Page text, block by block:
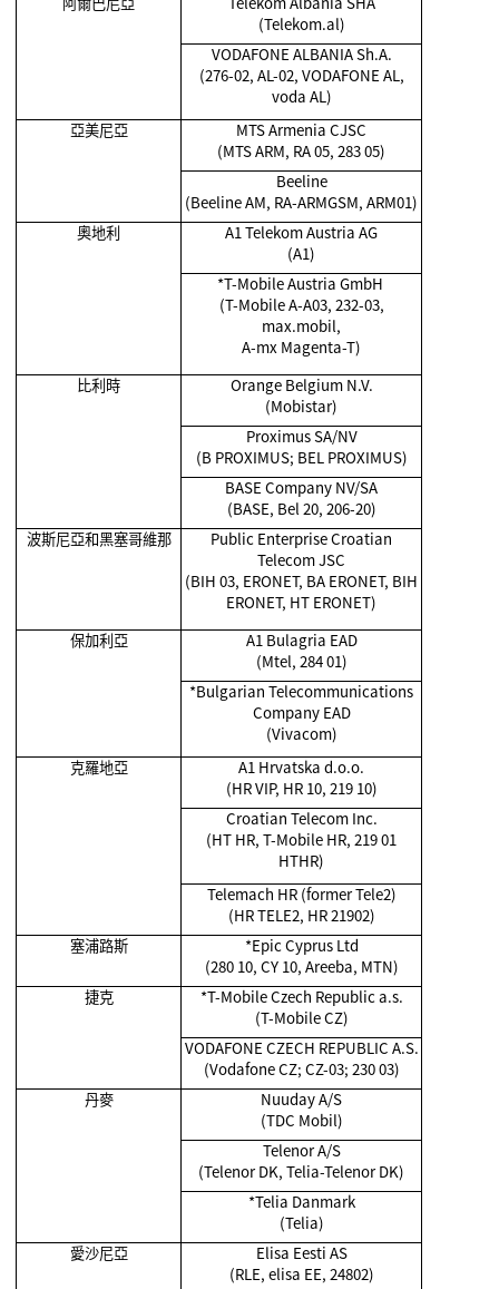
(Telekom.al)
VODAFONE ALBANIA Sh.A.
(276-02, AL-02, VODAFONE AL,
voda AL)
亞美尼亞
MTS Armenia CJSC
(MTS ARM, RA 05, 283 05)
Beeline
(Beeline AM, RA-ARMGSM, ARM01)
奧地利
A1 Telekom Austria AG
(A1)
*T-Mobile Austria GmbH
(T-Mobile A-A03, 232-03,
max.mobil,
A-mx Magenta-T)
比利時
Orange Belgium N.V.
(Mobistar)
Proximus SA/NV
(B PROXIMUS; BEL PROXIMUS)
BASE Company NV/SA
(BASE, Bel 20, 206-20)
波斯尼亞和黑塞哥維那
Public Enterprise Croatian
Telecom JSC
(BIH 03, ERONET, BA ERONET, BIH
ERONET, HT ERONET)
保加利亞
A1 Bulagria EAD
(Mtel, 284 01)
*Bulgarian Telecommunications
Company EAD
(Vivacom)
克羅地亞
A1 Hrvatska d.o.o.
(HR VIP, HR 10, 219 10)
Croatian Telecom Inc.
(HT HR, T-Mobile HR, 219 01
HTHR)
Telemach HR (former Tele2)
(HR TELE2, HR 21902)
塞浦路斯
*Epic Cyprus Ltd
(280 10, CY 10, Areeba, MTN)
捷克
*T-Mobile Czech Republic a.s.
(T-Mobile CZ)
VODAFONE CZECH REPUBLIC A.S.
(Vodafone CZ; CZ-03; 230 03)
丹麥
Nuuday A/S
(TDC Mobil)
Telenor A/S
(Telenor DK, Telia-Telenor DK)
*Telia Danmark
(Telia)
愛沙尼亞
Elisa Eesti AS
(RLE, elisa EE, 24802)